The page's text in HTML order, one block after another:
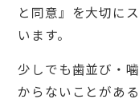
と同意』を大切に
います。
少しでも歯並び・
からないことがあ